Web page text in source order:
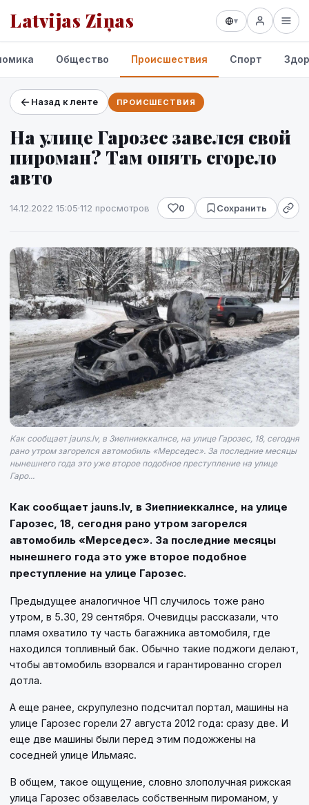
Latvijas Ziņas ▾
Проекты и сервисы
Прогноз погоды
Общество Происшествия Спорт
Назад к ленте ПРОИСШЕСТВИЯ
На улице Гарозес завелся свой
пироман? Там опять сгорело
авто
14.12.2022 15:05·112 просмотров 0 Сохранить
Как сообщает jauns.lv, в Зиепниеккалнсе, на улице Гарозес, 18, сегодня
рано утром загорелся автомобиль «Мерседес». За последние месяцы
нынешнего года это уже второе подобное преступление на улице
Гаро...
Как сообщает jauns.lv, в Зиепниеккалнсе, на улице
Гарозес, 18, сегодня рано утром загорелся
автомобиль «Мерседес». За последние месяцы
нынешнего года это уже второе подобное
преступление на улице Гарозес.
Предыдущее аналогичное ЧП случилось тоже рано
утром, в 5.30, 29 сентября. Очевидцы рассказали, что
пламя охватило ту часть багажника автомобиля, где
находился топливный бак. Обычно такие поджоги делают,
чтобы автомобиль взорвался и гарантированно сгорел
дотла.
А еще ранее, скрупулезно подсчитал портал, машины на
улице Гарозес горели 27 августа 2012 года: сразу две. И
еще две машины были перед этим подожжены на
соседней улице Ильмаяс.
В общем, такое ощущение, словно злополучная рижская
улица Гарозес обзавелась собственным пироманом, у